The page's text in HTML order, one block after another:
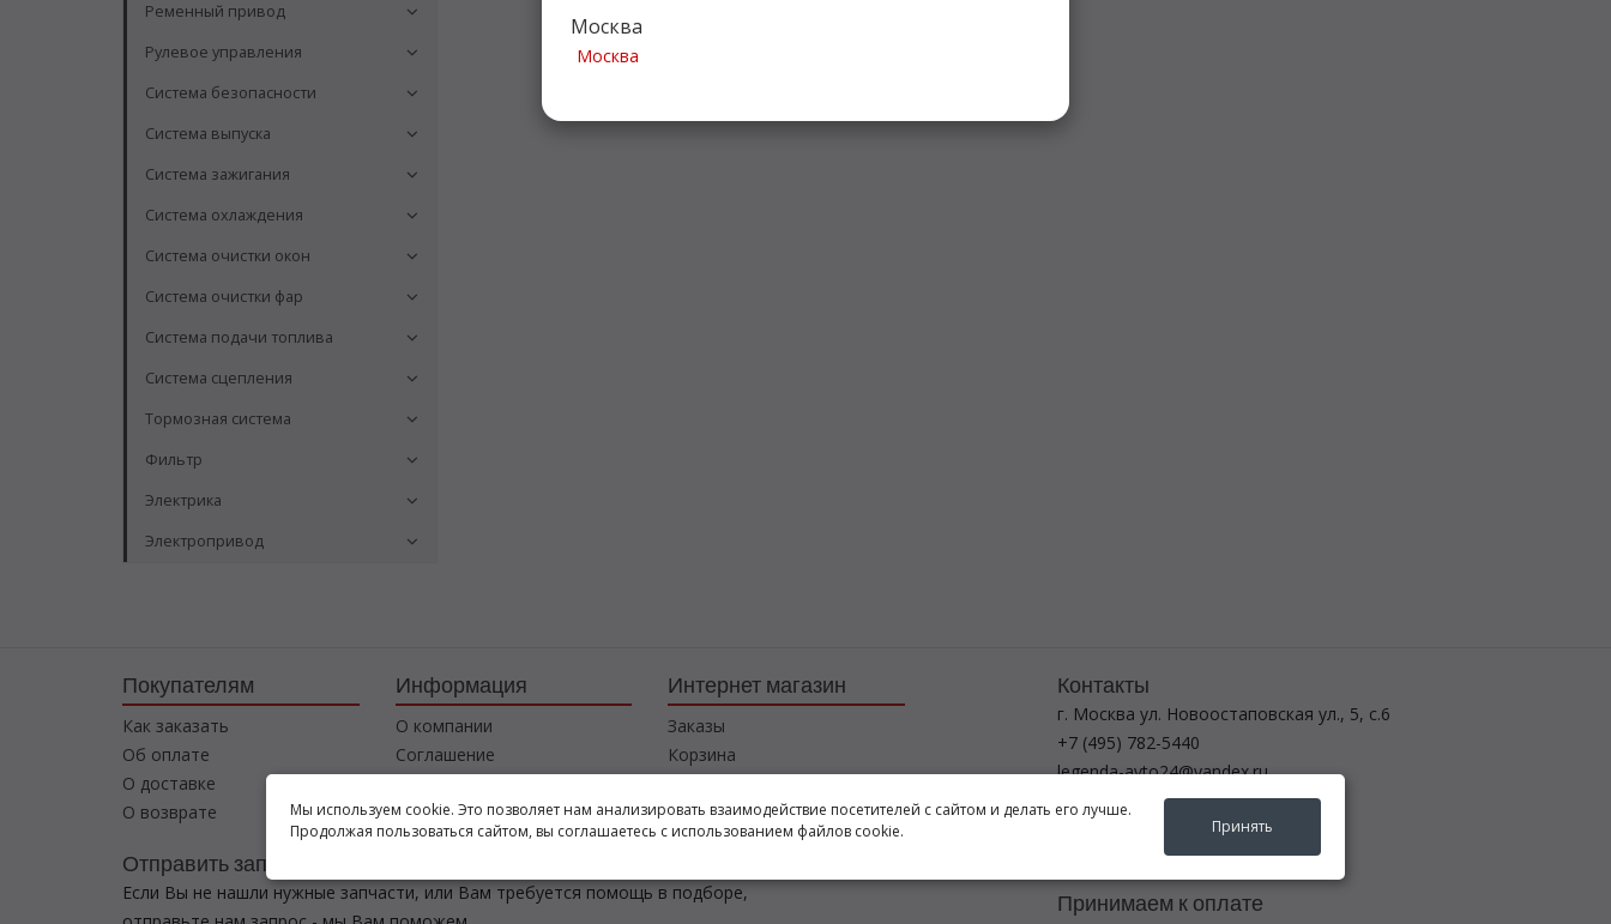
Москва
Москва
Ременный привод
Рулевое управления
Система безопасности
Система выпуска
Система зажигания
Система охлаждения
Система очистки окон
Система очистки фар
Система подачи топлива
Система сцепления
Тормозная система
Фильтр
Электрика
Электропривод
Покупателям
Как заказать
Об оплате
О доставке
О возврате
Информация
О компании
Соглашение
Интернет магазин
Заказы
Корзина
Каталог товаров
Отправить запрос
Если Вы не нашли нужные запчасти, или Вам требуется помощь в подборе,
Контакты
г. Москва ул. Новоостаповская ул., 5, с.6
+7 (495) 782-5440
legenda-avto24@yandex.ru
Режим работы
пн-вс с 8:00 до 21:00
Принимаем к оплате
Мы используем cookie. Это позволяет нам анализировать взаимодействие посетителей с сайтом и делать его лучше.
Продолжая пользоваться сайтом, вы соглашаетесь с использованием файлов cookie.
Принять